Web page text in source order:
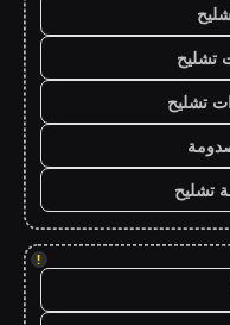
تشليح
تشليح
تشليح
!